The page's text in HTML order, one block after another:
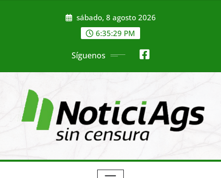
sábado, 8 agosto 2026
6:35:31 PM
Síguenos